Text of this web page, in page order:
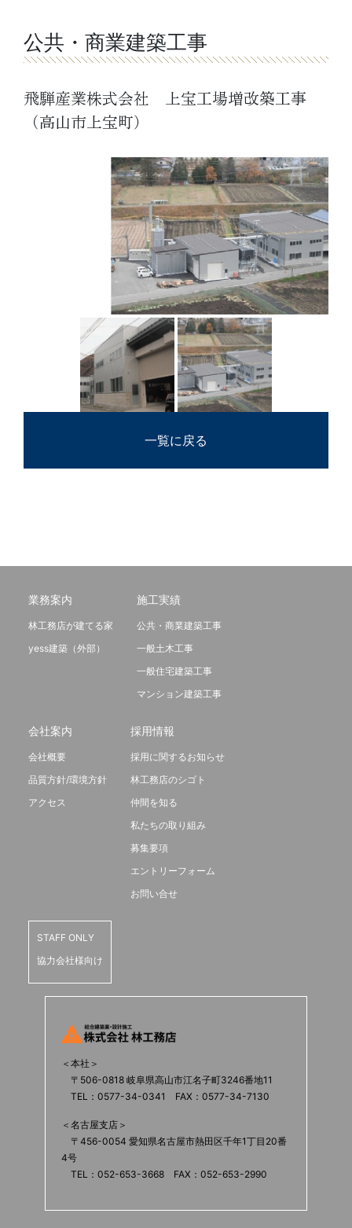
公共・商業建築工事
飛騨産業株式会社 上宝工場増改築工事
（高山市上宝町）
一覧に戻る
業務案内
林工務店が建てる家
yess建築（外部）
施工実績
公共・商業建築工事
一般土木工事
一般住宅建築工事
マンション建築工事
会社案内
会社概要
品質方針/環境方針
アクセス
採用情報
採用に関するお知らせ
林工務店のシゴト
仲間を知る
私たちの取り組み
募集要項
エントリーフォーム
お問い合せ
STAFF ONLY
協力会社様向け
＜本社＞
〒506-0818 岐阜県高山市江名子町3246番地11
TEL：0577-34-0341 FAX：0577-34-7130
＜名古屋支店＞
〒456-0054 愛知県名古屋市熱田区千年1丁目20番
4号
TEL：052-653-3668 FAX：052-653-2990